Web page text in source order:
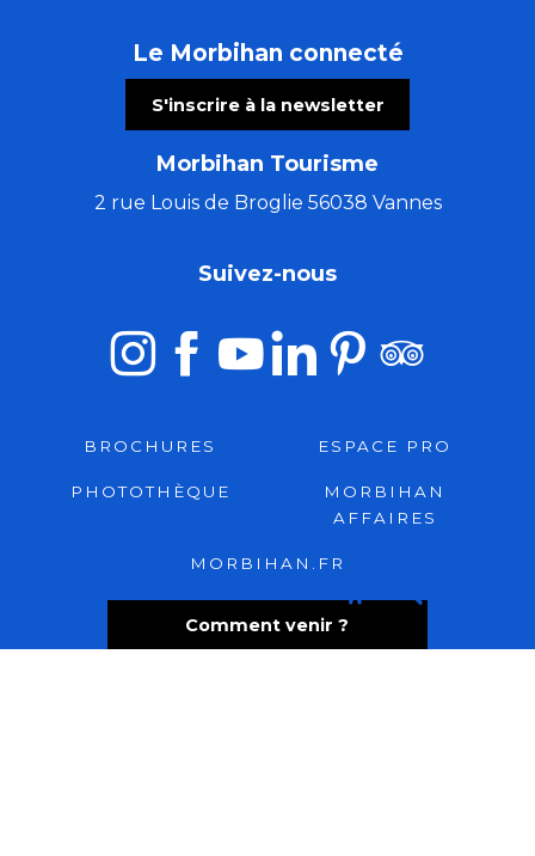
Le Morbihan connecté
S'inscrire à la newsletter
Morbihan Tourisme
2 rue Louis de Broglie 56038 Vannes
Comment venir ?
Suivez-nous
BROCHURES ESPACE PRO
PHOTOTHÈQUE
MORBIHAN
AFFAIRES
MORBIHAN.FR